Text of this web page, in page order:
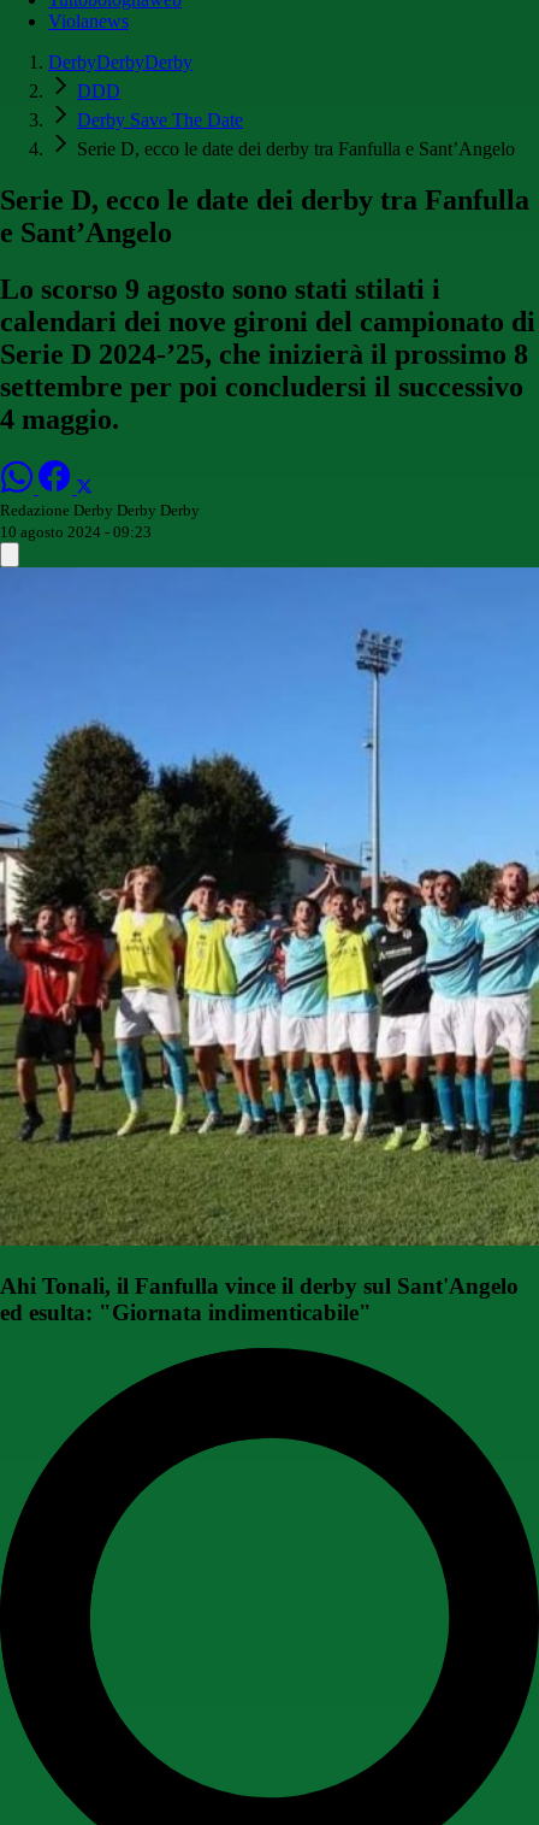
Violanews
DerbyDerbyDerby
DDD
Derby Save The Date
Serie D, ecco le date dei derby tra Fanfulla e Sant’Angelo
Serie D, ecco le date dei derby tra Fanfulla
e Sant’Angelo
Lo scorso 9 agosto sono stati stilati i
calendari dei nove gironi del campionato di
Serie D 2024-’25, che inizierà il prossimo 8
settembre per poi concludersi il successivo
4 maggio.
Redazione Derby Derby Derby
10 agosto 2024 - 09:23
Ahi Tonali, il Fanfulla vince il derby sul Sant'Angelo
ed esulta: "Giornata indimenticabile"